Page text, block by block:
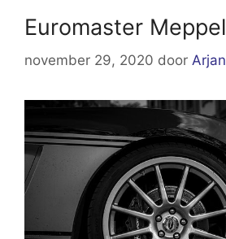
Euromaster Meppel
november 29, 2020 door Arjan